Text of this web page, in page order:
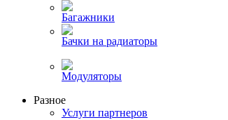
Багажники
Бачки на радиаторы
Модуляторы
Разное
Услуги партнеров